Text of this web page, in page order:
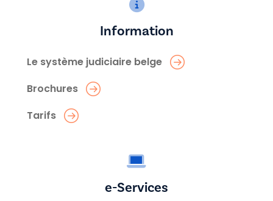
Information
Le système judiciaire belge
Brochures
Tarifs
e-Services